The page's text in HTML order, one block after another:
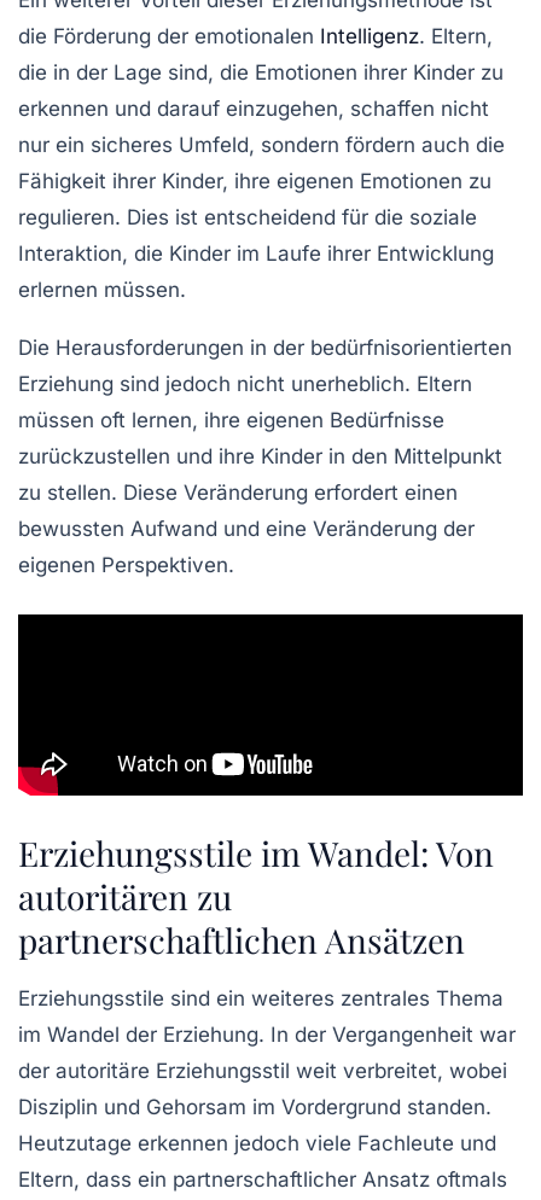
die Förderung der emotionalen Intelligenz. Eltern,
die in der Lage sind, die Emotionen ihrer Kinder zu
erkennen und darauf einzugehen, schaffen nicht
nur ein sicheres Umfeld, sondern fördern auch die
Fähigkeit ihrer Kinder, ihre eigenen Emotionen zu
regulieren. Dies ist entscheidend für die soziale
Interaktion, die Kinder im Laufe ihrer Entwicklung
erlernen müssen.
Die Herausforderungen in der bedürfnisorientierten
Erziehung sind jedoch nicht unerheblich. Eltern
müssen oft lernen, ihre eigenen Bedürfnisse
zurückzustellen und ihre Kinder in den Mittelpunkt
zu stellen. Diese Veränderung erfordert einen
bewussten Aufwand und eine Veränderung der
eigenen Perspektiven.
Erziehungsstile im Wandel: Von
autoritären zu
partnerschaftlichen Ansätzen
Erziehungsstile sind ein weiteres zentrales Thema
im Wandel der Erziehung. In der Vergangenheit war
der autoritäre Erziehungsstil weit verbreitet, wobei
Disziplin und Gehorsam im Vordergrund standen.
Heutzutage erkennen jedoch viele Fachleute und
Eltern, dass ein partnerschaftlicher Ansatz oftmals